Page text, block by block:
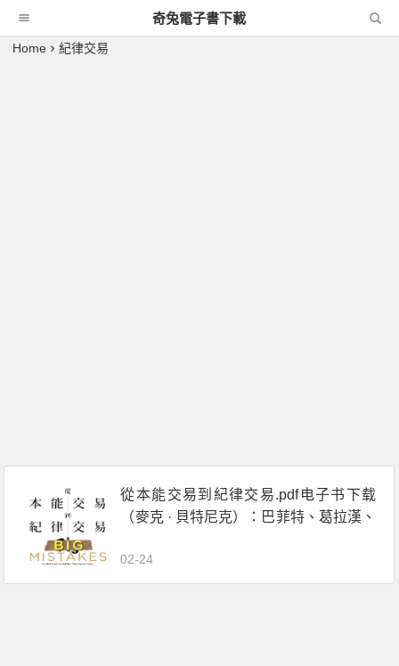
奇兔電子書下載
Home 紀律交易
從本能交易到紀律交易.pdf电子书下载
（麥克 · 貝特尼克）：巴菲特、葛拉漢、
祕密
02-24